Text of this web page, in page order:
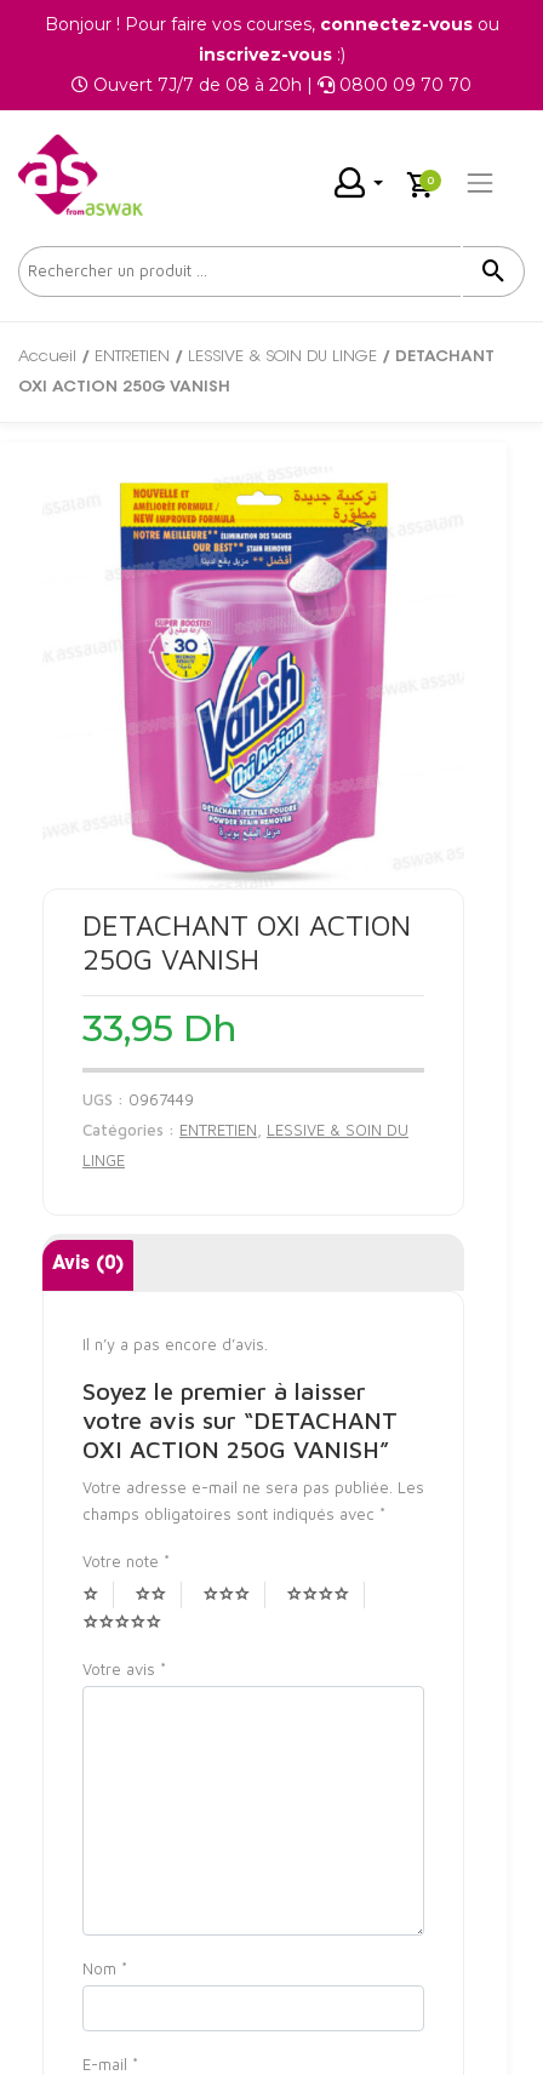
Bonjour ! Pour faire vos courses, connectez-vousou
inscrivez-vous:)
Ouvert 7J/7 de 08 à 20h |
0800 09 70 70
0
Accueil / ENTRETIEN / LESSIVE & SOIN DU LINGE / DETACHANT
OXI ACTION 250G VANISH
DETACHANT OXI ACTION
250G VANISH
33,95 Dh
UGS : 0967449
Catégories : ENTRETIEN
LESSIVE & SOIN DU
LINGE
Avis (0)
Il n’y a pas encore d’avis.
Soyez le premier à laisser
votre avis sur “DETACHANT
OXI ACTION 250G VANISH”
Votre adresse e-mail ne sera pas publiée. Les
champs obligatoires sont indiqués avec *
Votre note *
Votre avis *
Nom *
E-mail *